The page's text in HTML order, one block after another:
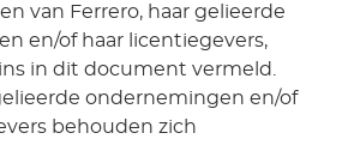
van Ferrero, haar gelieerde
en/of haar licentiegevers,
in dit document vermeld.
ondernemingen en/of
behouden zich